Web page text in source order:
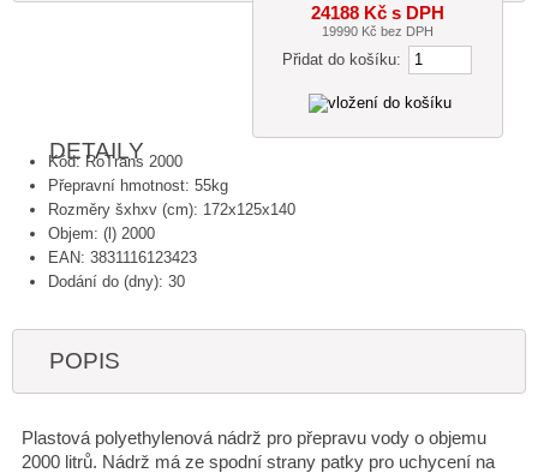
24188 Kč s DPH
19990 Kč bez DPH
Přidat do košíku:
DETAILY
Kód: RoTrans 2000
Přepravní hmotnost: 55kg
Rozměry šxhxv (cm): 172x125x140
Objem: (l) 2000
EAN: 3831116123423
Dodání do (dny): 30
POPIS
Plastová polyethylenová nádrž pro přepravu vody o objemu
2000 litrů. Nádrž má ze spodní strany patky pro uchycení na